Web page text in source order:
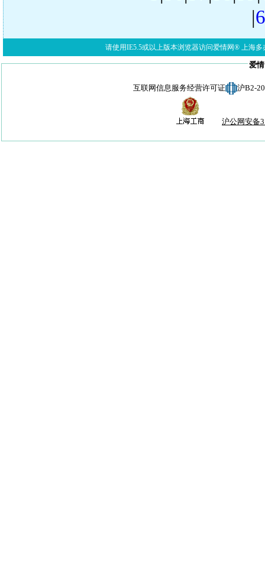
|
请使用IE5.5或以上版本浏览器访问爱情网® 上海多
爱
互联网信息服务经营许可证 沪B2-
沪公网安备